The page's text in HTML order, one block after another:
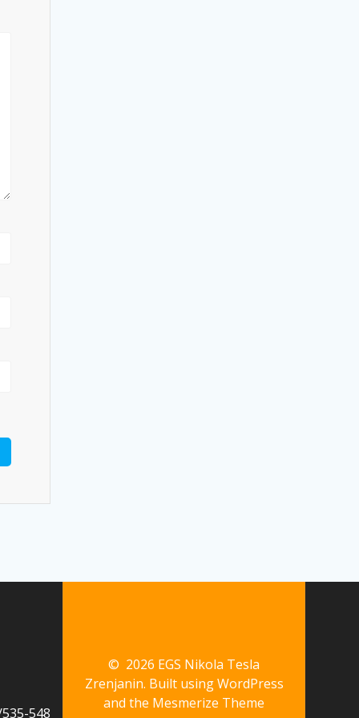
548
© 2026 EGS Nikola Tesla
Zrenjanin. Built using WordPress
and the Mesmerize Theme